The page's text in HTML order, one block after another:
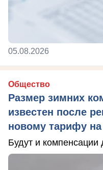
05.08.2026
Общество
Размер зимних
известен после
новому тарифу на
Будут и компенсации